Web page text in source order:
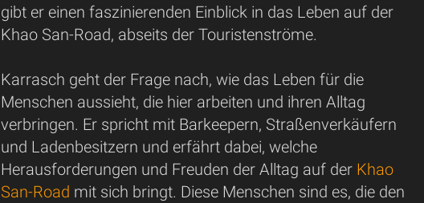
gibt er einen faszinierenden Einblick in das Leben auf der
Khao San-Road, abseits der Touristenströme.
Karrasch geht der Frage nach, wie das Leben für die
Menschen aussieht, die hier arbeiten und ihren Alltag
verbringen. Er spricht mit Barkeepern, Straßenverkäufern
und Ladenbesitzern und erfährt dabei, welche
Herausforderungen und Freuden der Alltag auf der Khao
San-Road mit sich bringt. Diese Menschen sind es, die den